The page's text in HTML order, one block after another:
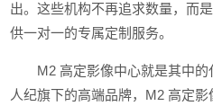
出。这些机构不再追求数量，而
供一对一的专属定制服务。
M2 高定影像中心就是其中
人纪旗下的高端品牌，M2 高定